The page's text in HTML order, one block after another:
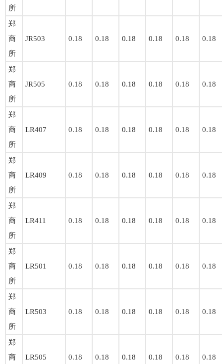
所
郑
商
所
JR503 0.18 0.18 0.18 0.18 0.18 0.18
郑
商
所
JR505 0.18 0.18 0.18 0.18 0.18 0.18
郑
商
所
LR407 0.18 0.18 0.18 0.18 0.18 0.18
郑
商
所
LR409 0.18 0.18 0.18 0.18 0.18 0.18
郑
商
所
LR411 0.18 0.18 0.18 0.18 0.18 0.18
郑
商
所
LR501 0.18 0.18 0.18 0.18 0.18 0.18
郑
商
所
LR503 0.18 0.18 0.18 0.18 0.18 0.18
郑
商
LR505 0.18 0.18 0.18 0.18 0.18 0.18